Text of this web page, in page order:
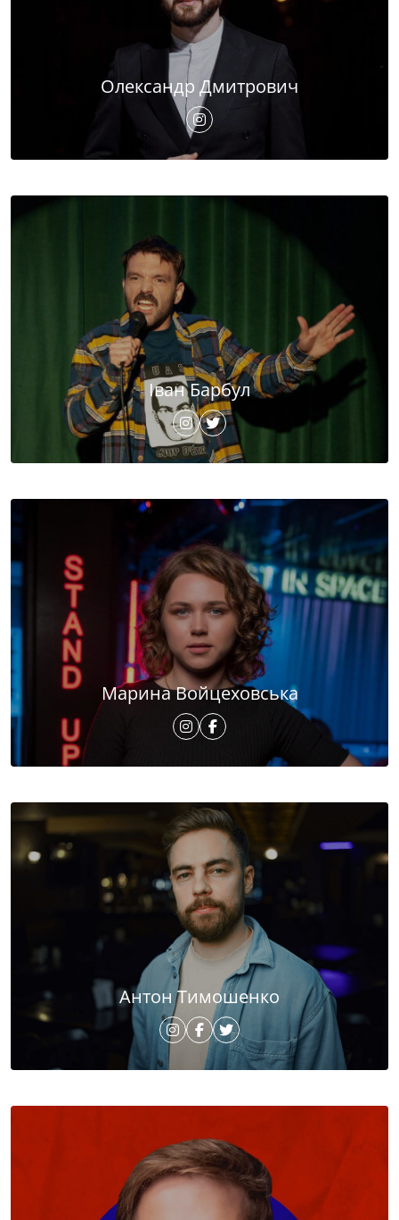
Олександр Дмитрович
Іван Барбул
Марина Войцеховська
Антон Тимошенко